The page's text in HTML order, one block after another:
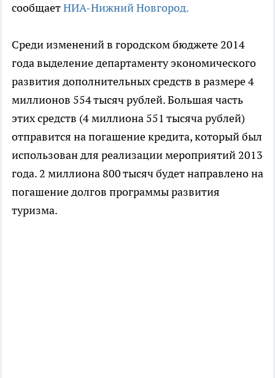
сообщаетНИА-Нижний Новгород.
Среди изменений в городском бюджете 2014
года выделение департаменту экономического
развития дополнительных средств в размере 4
миллионов 554 тысяч рублей. Большая часть
этих средств (4 миллиона 551 тысяча рублей)
отправится на погашение кредита, который был
использован для реализации мероприятий 2013
года. 2 миллиона 800 тысяч будет направлено на
погашение долгов программы развития
туризма.